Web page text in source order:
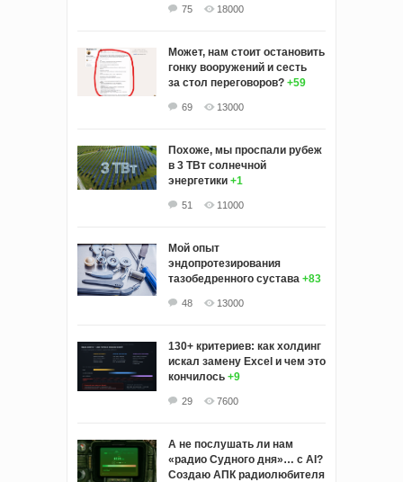
75 18000
Может, нам стоит остановить
гонку вооружений и сесть
за стол переговоров? +59
69 13000
Похоже, мы проспали рубеж
в 3 ТВт солнечной
энергетики +1
51 11000
Мой опыт
эндопротезирования
тазобедренного сустава +83
48 13000
130+ критериев: как холдинг
искал замену Excel и чем это
кончилось +9
29 7600
А не послушать ли нам
«радио Судного дня»… с AI?
Создаю АПК радиолюбителя